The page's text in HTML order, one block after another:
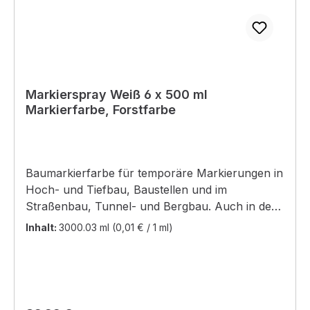
Markierspray Weiß 6 x 500 ml
Markierfarbe, Forstfarbe
Baumarkierfarbe für temporäre Markierungen in
Hoch- und Tiefbau, Baustellen und im
Straßenbau, Tunnel- und Bergbau. Auch in der
Forstwirtschaft einsetzbar. Inhalt: 6 x 500 ml (6
Inhalt: 3000.03 ml (0,01 € / 1 ml)